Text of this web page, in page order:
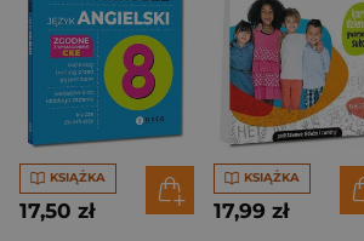
KSIĄŻKA
17,50 zł
KSIĄŻKA
17,99 zł